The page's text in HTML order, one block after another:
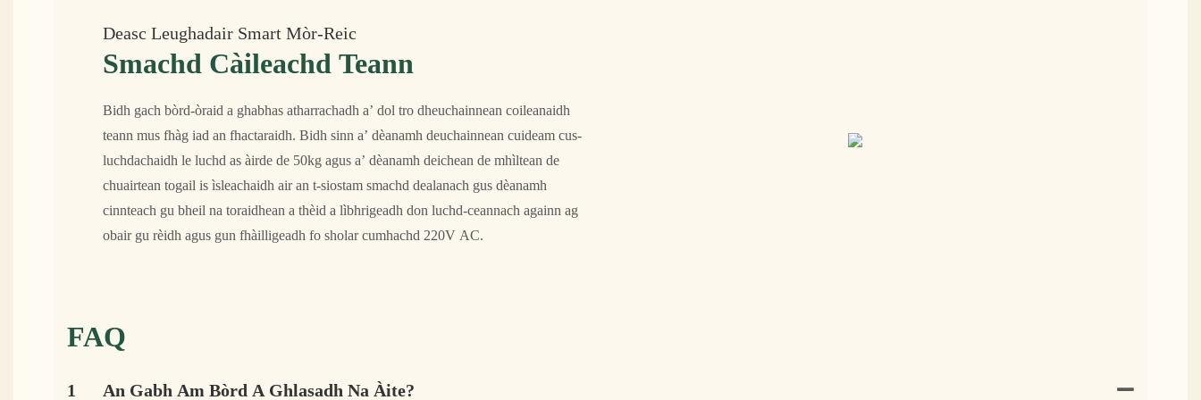
Deasc Leughadair Smart Mòr-Reic
Smachd Càileachd Teann
Bidh gach bòrd-òraid a ghabhas atharrachadh a’ dol tro dheuchainnean coileanaidh
teann mus fhàg iad an fhactaraidh. Bidh sinn a’ dèanamh deuchainnean cuideam cus-
luchdachaidh le luchd as àirde de 50kg agus a’ dèanamh deichean de mhìltean de
chuairtean togail is ìsleachaidh air an t-siostam smachd dealanach gus dèanamh
cinnteach gu bheil na toraidhean a thèid a lìbhrigeadh don luchd-ceannach againn ag
obair gu rèidh agus gun fhàilligeadh fo sholar cumhachd 220V AC.
FAQ
1 An Gabh Am Bòrd A Ghlasadh Na Àite?